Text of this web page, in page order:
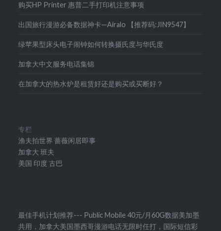
购买HP Printer 惠普二手打印机注意事项
出国旅行漫游必备数据神卡—Airalo 【推荐码:JIN9547】
绿苹果型床头电子闹钟如何转换摄氏度与华氏度
加拿大中文服务电话集锦
在加拿大的热水炉是租赁好还是购买或买断好？
专栏
渔夫拍世界蔷薇闲居即事
加拿大 班夫
美国 印度 古巴
最佳手机计划推荐--- Public Mobile 40元/月60G数据美加墨
共用，加拿大美国墨西哥漫游电话无限时任打，国际短信彩